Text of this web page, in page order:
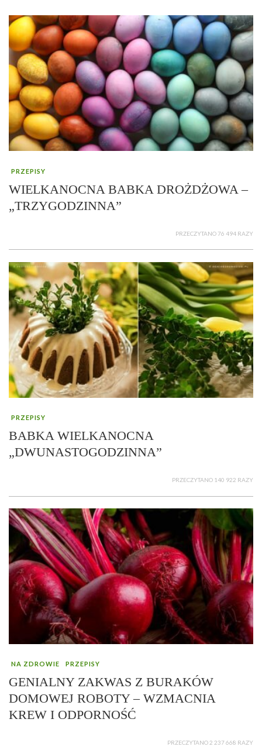
PRZEPISY
WIELKANOCNA BABKA DROŻDŻOWA –
„TRZYGODZINNA”
PRZECZYTANO 76 494 RAZY
PRZEPISY
BABKA WIELKANOCNA
„DWUNASTOGODZINNA”
PRZECZYTANO 140 922 RAZY
NA ZDROWIE PRZEPISY
GENIALNY ZAKWAS Z BURAKÓW
DOMOWEJ ROBOTY – WZMACNIA
KREW I ODPORNOŚĆ
PRZECZYTANO 2 237 668 RAZY